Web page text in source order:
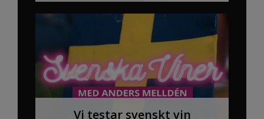
Vi testar svenskt vin